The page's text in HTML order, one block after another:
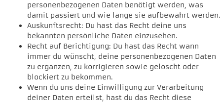
personenbezogenen Daten benötigt werden, was
damit passiert und wie lange sie aufbewahrt werden.
Auskunftsrecht: Du hast das Recht deine uns
bekannten persönliche Daten einzusehen.
Recht auf Berichtigung: Du hast das Recht wann
immer du wünscht, deine personenbezogenen Daten
zu ergänzen, zu korrigieren sowie gelöscht oder
blockiert zu bekommen.
Wenn du uns deine Einwilligung zur Verarbeitung
deiner Daten erteilst, hast du das Recht diese